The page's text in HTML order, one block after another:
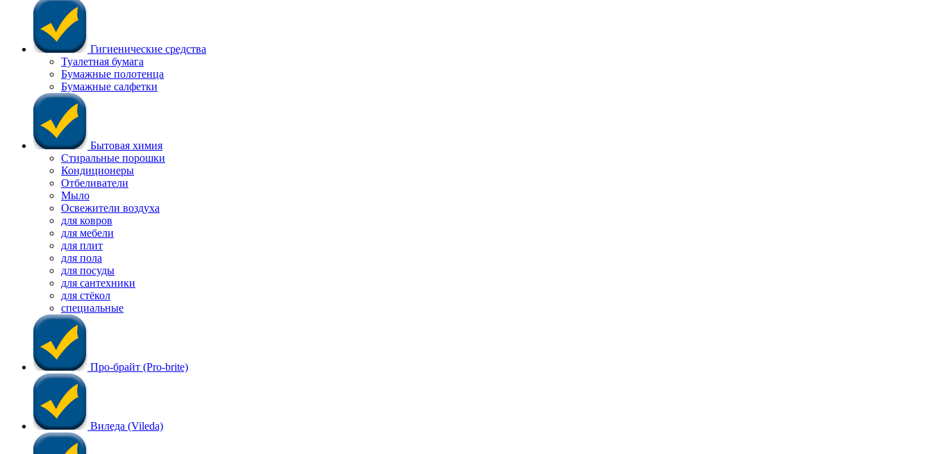
Гигиенические средства
Туалетная бумага
Бумажные полотенца
Бумажные салфетки
Бытовая химия
Стиральные порошки
Кондиционеры
Отбеливатели
Мыло
Освежители воздуха
для ковров
для мебели
для плит
для пола
для посуды
для сантехники
для стёкол
специальные
Про-брайт (Pro-brite)
Виледа (Vileda)